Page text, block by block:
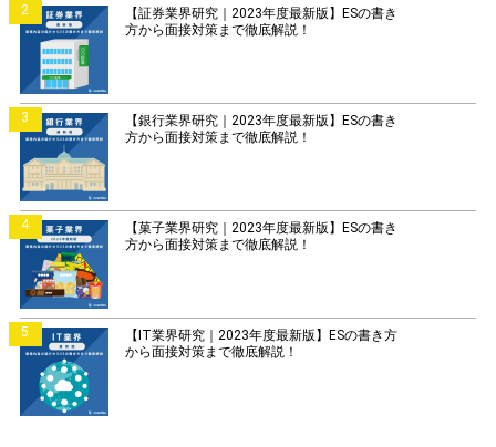
2
【証券業界研究｜2023年度最新版】ESの書き
方から面接対策まで徹底解説！
3
【銀行業界研究｜2023年度最新版】ESの書き
方から面接対策まで徹底解説！
4
【菓子業界研究｜2023年度最新版】ESの書き
方から面接対策まで徹底解説！
5
【IT業界研究｜2023年度最新版】ESの書き方
から面接対策まで徹底解説！